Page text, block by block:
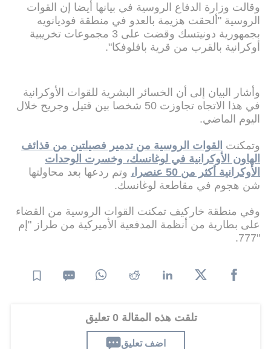
وقالت وزارة الدفاع الروسية في بيانها أيضا إن القوات
الروسية "ألحقت هزيمة بالعدو في منطقة فوديانويه
بجمهورية دونيتسك وقضت على 3 مجموعات تخريبية
أوكرانية بالقرب من قرية بافلوفكا".
وأشار البيان إلى أن الخسائر البشرية للقوات الأوكرانية
في هذا الاتجاه تجاوزت 50 شخصا بين قتيل وجريح خلال
اليوم الماضي.
وتمكنت القوات الروسية من تدمير فصيلتين من قذائف
الهاون الأوكرانية في لوغانسك، وخسرت الوحدات
الأوكرانية أكثر من 50 عنصرا،
وتم ردعها بعد محاولتها
شن هجوم في مقاطعة لوغانسك.
وفي منطقة خاركيف تمكنت القوات الروسية من القضاء
على بطارية من أنظمة المدفعية الأميركية من طراز "إم
"777.
تلقت هذه المقالة 0 تعليق
اضف تعليق